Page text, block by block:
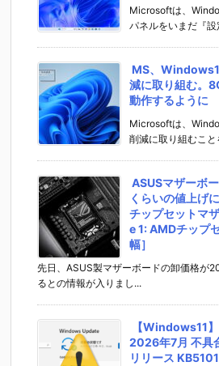
Microsoftは、
パネルをいまだ『
MS、
減に取り組む。
動作するように
Microsoftは、
削減に取り組むこ
ASUSマザーボ
くらいの値上げ
チップセットマ
e 1: AMDチップ
幅］
先日、ASUS製マザーボードの卸価格が
るとの情報が入りまし...
【Windows11
2026年7月 不具
リリース